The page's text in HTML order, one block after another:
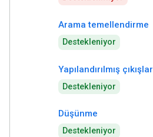
Arama temellendirme
Destekleniyor
Yapılandırılmış çıkışlar
Destekleniyor
Düşünme
Destekleniyor